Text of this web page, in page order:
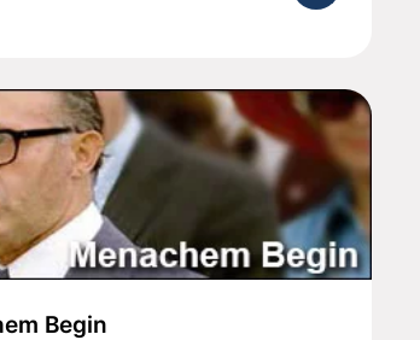
Casa de D’us. Um dos motivos por
Israel quanto na Diáspora. Por
Begin